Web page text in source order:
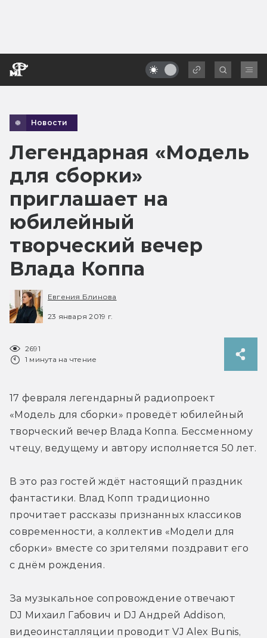
Новости
Легендарная «Модель
для сборки»
приглашает на
юбилейный
творческий вечер
Влада Коппа
Евгения Блинова
23 января 2019 г.
2691
1 минута на чтение
17 февраля легендарный радиопроект
«Модель для сборки» проведёт юбилейный
творческий вечер Влада Коппа. Бессменному
чтецу, ведущему и автору исполняется 50 лет.
В это раз гостей ждёт настоящий праздник
фантастики. Влад Копп традиционно
прочитает рассказы признанных классиков
современности, а коллектив «Модели для
сборки» вместе со зрителями поздравит его
с днём рождения.
За музыкальное сопровождение отвечают
DJ Михаил Габович и DJ Андрей Addison,
видеоинсталляции проводит VJ Alex Bunis,